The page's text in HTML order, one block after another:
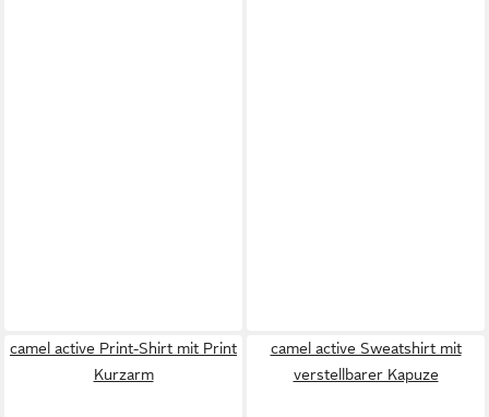
camel active Print-Shirt mit Print
Kurzarm
camel active Sweatshirt mit
verstellbarer Kapuze